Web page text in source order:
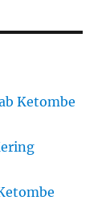
Ketombe